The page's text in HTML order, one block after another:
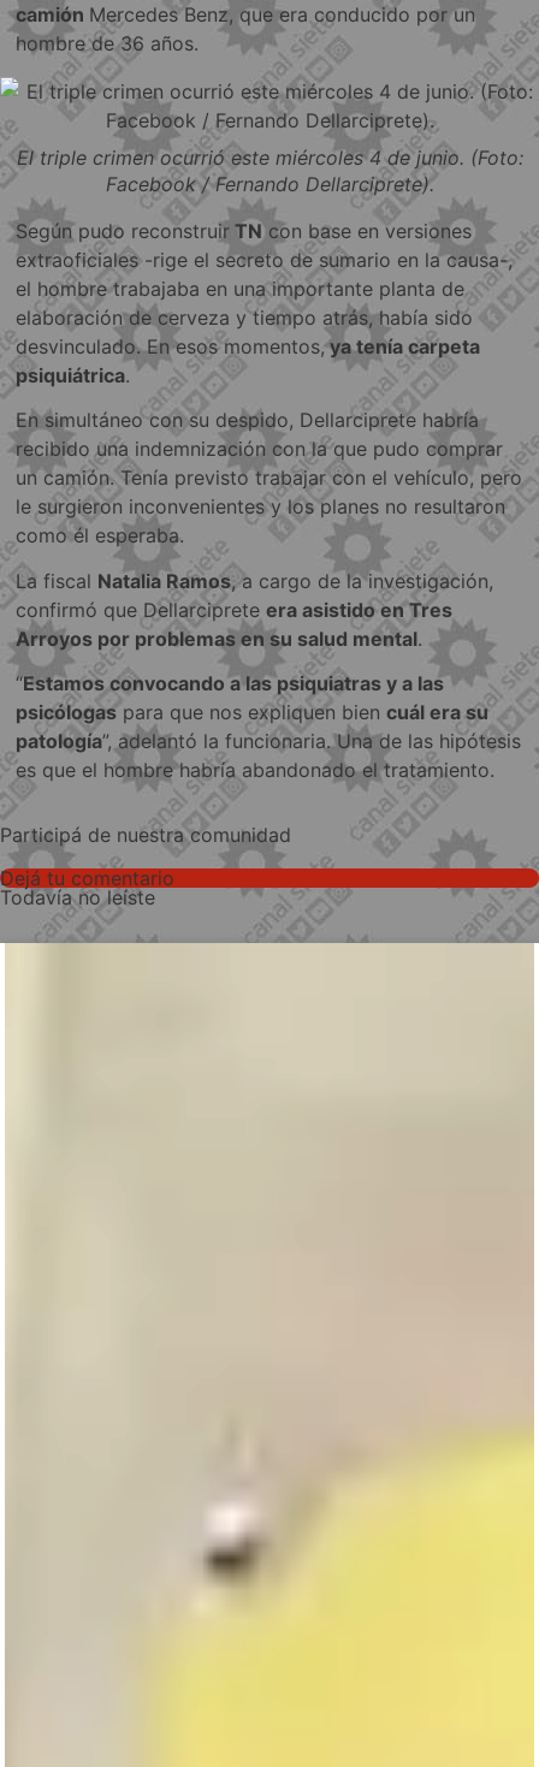
camión Mercedes Benz, que era conducido por un
hombre de 36 años.
El triple crimen ocurrió este miércoles 4 de junio. (Foto:
Facebook / Fernando Dellarciprete).
Según pudo reconstruir TNcon base en versiones
extraoficiales -rige el secreto de sumario en la causa-,
el hombre trabajaba en una importante planta de
elaboración de cerveza y tiempo atrás, había sido
desvinculado. En esos momentos,ya tenía carpeta
psiquiátrica.
En simultáneo con su despido, Dellarciprete habría
recibido una indemnización con la que pudo comprar
un camión. Tenía previsto trabajar con el vehículo, pero
le surgieron inconvenientes y los planes no resultaron
como él esperaba.
La fiscal Natalia Ramos, a cargo de la investigación,
confirmó que Dellarcipreteera asistido en Tres
Arroyos por problemas en su salud mental.
“Estamos convocando a las psiquiatras y a las
psicólogas para que nos expliquen biencuál era su
patología”, adelantó la funcionaria. Una de las hipótesis
es que el hombre habría abandonado el tratamiento.
Participá de nuestra comunidad
Dejá tu comentario
Todavía no leíste